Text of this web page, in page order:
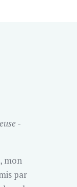
-
mon
par